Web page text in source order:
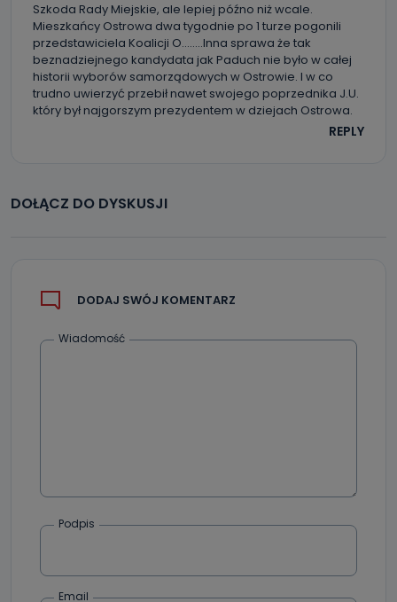
Szkoda Rady Miejskie, ale lepiej późno niż wcale.
Mieszkańcy Ostrowa dwa tygodnie po 1 turze pogonili
przedstawiciela Koalicji O……..Inna sprawa że tak
beznadziejnego kandydata jak Paduch nie było w całej
historii wyborów samorządowych w Ostrowie. I w co
trudno uwierzyć przebił nawet swojego poprzednika J.U.
który był najgorszym prezydentem w dziejach Ostrowa.
REPLY
DOŁĄCZ DO DYSKUSJI
DODAJ SWÓJ KOMENTARZ
Wiadomość
Podpis
Email